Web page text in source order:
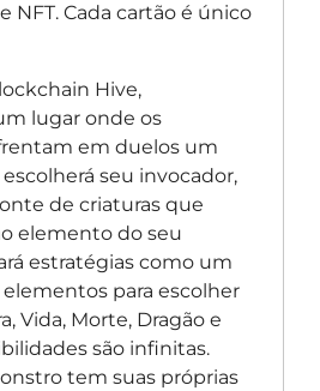
NFT. Cada cartão é único
Hive,
lugar onde os
em duelos um
seu invocador,
de criaturas que
elemento do seu
estratégias como um
para escolher
Vida, Morte, Dragão e
são infinitas.
tem suas próprias